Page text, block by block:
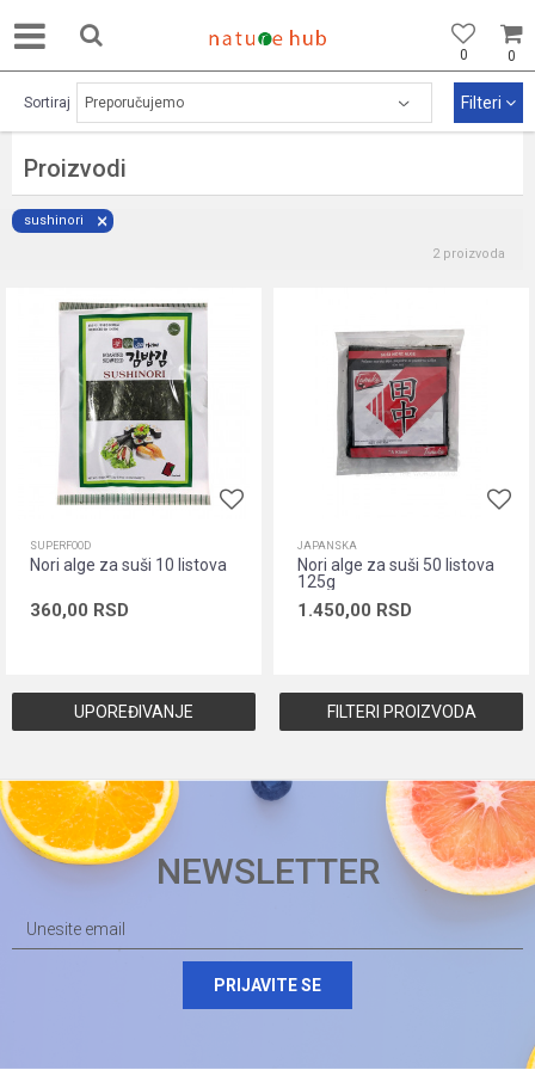
0
0
Proizvodi
Sortiraj Filteri
sushinori
2 proizvoda
SUPERFOOD
Nori alge za suši 10 listova
360,00 RSD
JAPANSKA
Nori alge za suši 50 listova
125g
1.450,00 RSD
UPOREĐIVANJE
FILTERI PROIZVODA
NEWSLETTER
PRIJAVITE SE